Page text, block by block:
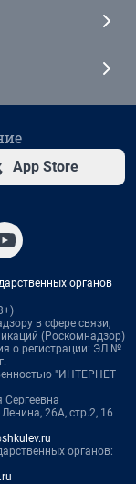
App Store
органов
в сфере связи,
(Роскомнадзор)
о регистрации: ЭЛ №
"ИНТЕРНЕТ
26А, стр.2, 16
органов: